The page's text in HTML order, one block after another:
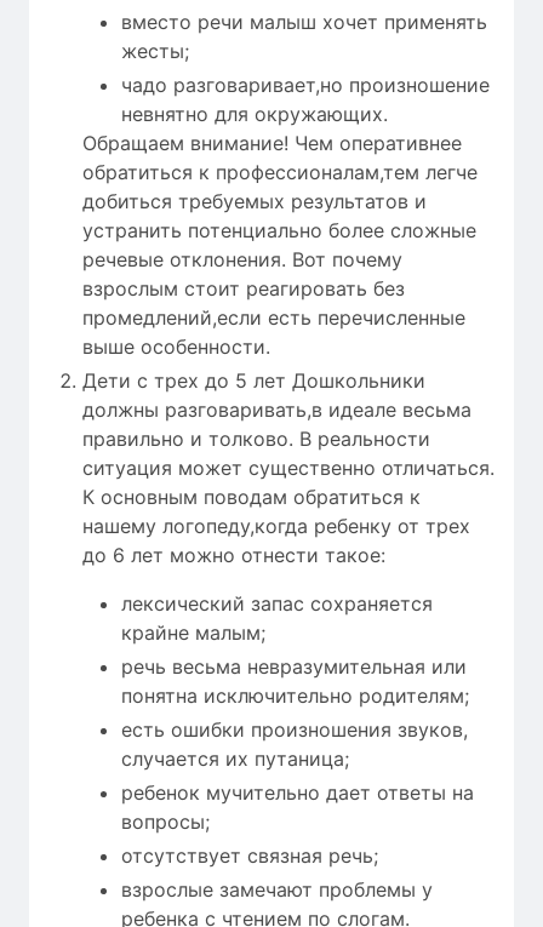
вместо речи малыш хочет применять
жесты;
чадо разговаривает,но произношение
невнятно для окружающих.
Обращаем внимание! Чем оперативнее
обратиться к профессионалам,тем легче
добиться требуемых результатов и
устранить потенциально более сложные
речевые отклонения. Вот почему
взрослым стоит реагировать без
промедлений,если есть перечисленные
выше особенности.
Дети с трех до 5 лет Дошкольники
должны разговаривать,в идеале весьма
правильно и толково. В реальности
ситуация может существенно отличаться.
К основным поводам обратиться к
нашему логопеду,когда ребенку от трех
до 6 лет можно отнести такое:
лексический запас сохраняется
крайне малым;
речь весьма невразумительная или
понятна исключительно родителям;
есть ошибки произношения звуков,
случается их путаница;
ребенок мучительно дает ответы на
вопросы;
отсутствует связная речь;
взрослые замечают проблемы у
ребенка с чтением по слогам.